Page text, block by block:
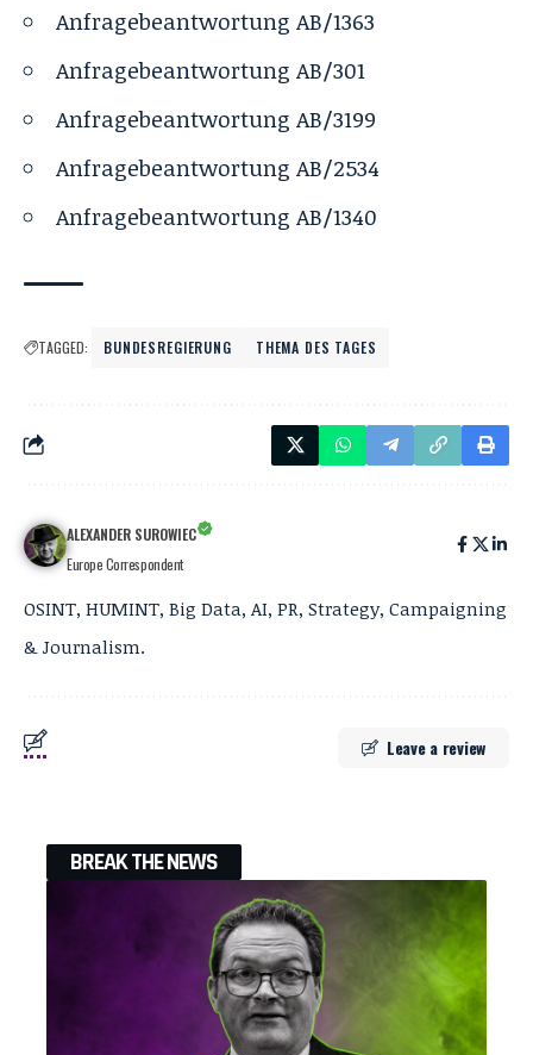
Anfragebeantwortung AB/1363
Anfragebeantwortung AB/301
Anfragebeantwortung AB/3199
Anfragebeantwortung AB/2534
Anfragebeantwortung AB/1340
TAGGED: BUNDESREGIERUNG THEMA DES TAGES
ALEXANDER SUROWIEC
Europe Correspondent
OSINT, HUMINT, Big Data, AI, PR, Strategy, Campaigning
& Journalism.
Leave a review
BREAK THE NEWS